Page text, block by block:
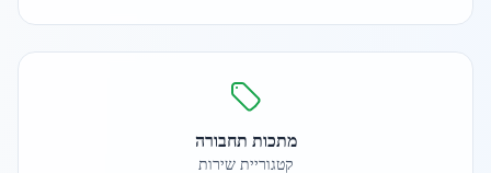
מתכות תחבורה
קטגוריית שירות